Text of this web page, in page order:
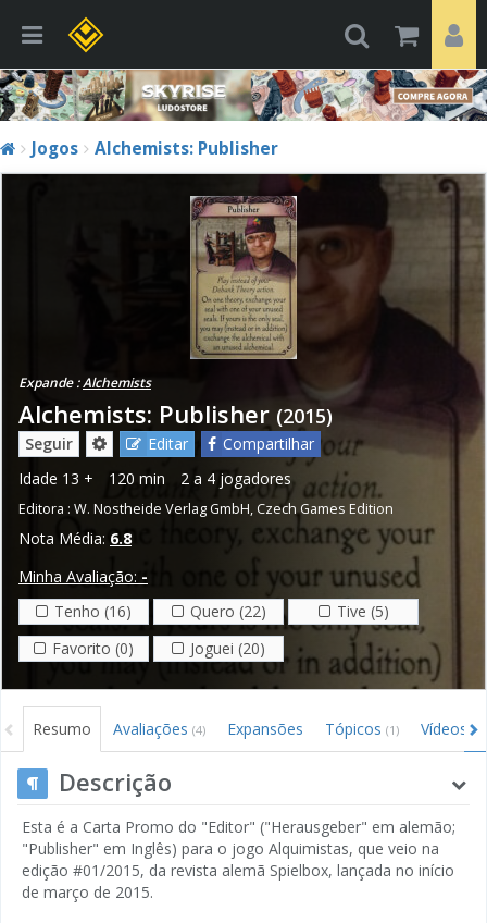
Jogos Alchemists: Publisher
Expande :Alchemists
Alchemists: Publisher (2015)
Seguir Editar
Compartilhar
Idade 13 + 120 min 2 a 4 jogadores
Editora : W. Nostheide Verlag GmbH, Czech Games Edition
Nota Média: 6.8
Minha Avaliação: -
Tenho (16)
Quero (22)
Tive (5)
Favorito (0)
Joguei (20)
Resumo Avaliações (4) Expansões Tópicos (1) Vídeos
Descrição
Esta é a Carta Promo do "Editor" ("Herausgeber" em alemão;
"Publisher" em Inglês) para o jogo Alquimistas, que veio na
edição #01/2015, da revista alemã Spielbox, lançada no início
de março de 2015.